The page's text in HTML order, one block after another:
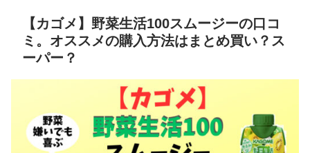
【カゴメ】野菜生活100スムージーの口コ
ミ。オススメの購入方法はまとめ買い？ス
ーパー？